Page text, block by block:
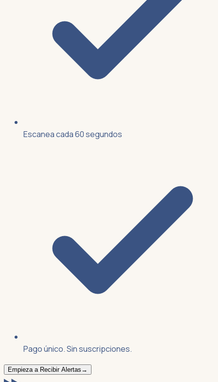
Escanea cada 60 segundos
Pago único. Sin suscripciones.
Empieza a Recibir Alertas →